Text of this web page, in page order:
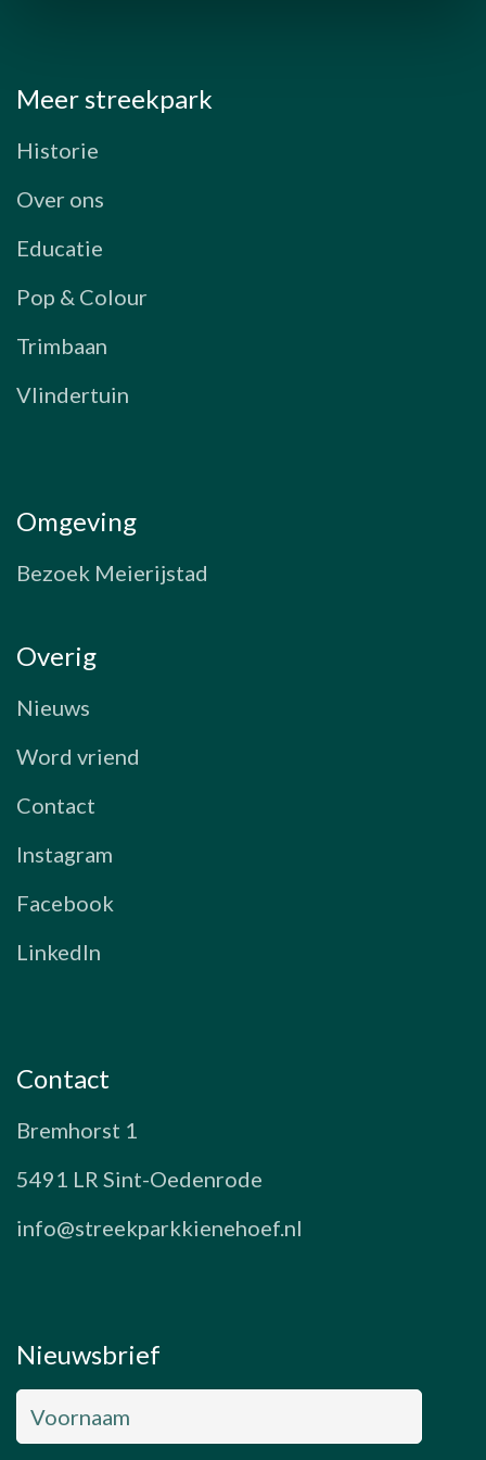
Meer streekpark
Historie
Over ons
Educatie
Pop & Colour
Trimbaan
Vlindertuin
Omgeving
Bezoek Meierijstad
Overig
Nieuws
Word vriend
Contact
Instagram
Facebook
LinkedIn
Contact
Bremhorst 1
5491 LR Sint-Oedenrode
info@streekparkkienehoef.nl
Nieuwsbrief